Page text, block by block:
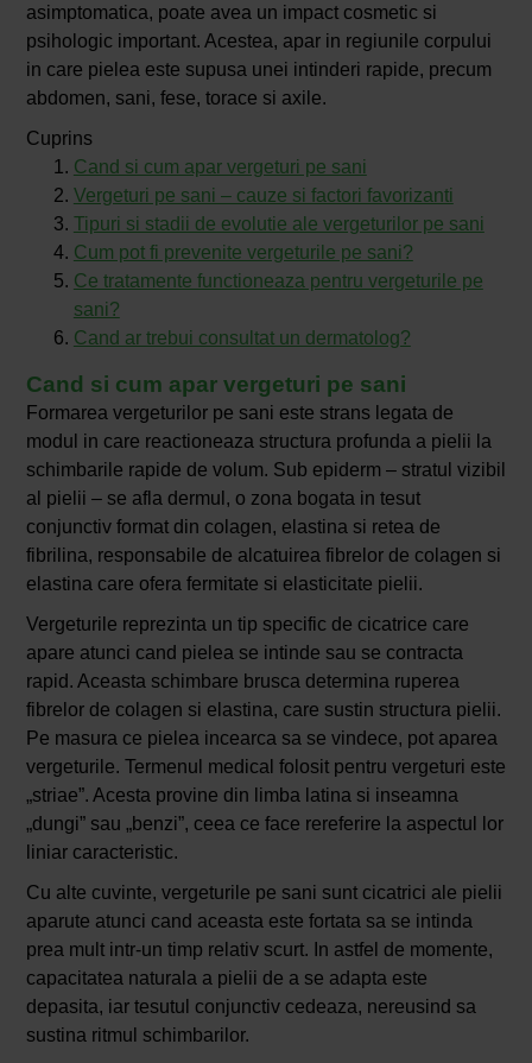
asimptomatica, poate avea un impact cosmetic si
psihologic important. Acestea, apar in regiunile corpului
in care pielea este supusa unei intinderi rapide, precum
abdomen, sani, fese, torace si axile.
Cuprins
Cand si cum apar vergeturi pe sani
Vergeturi pe sani – cauze si factori favorizanti
Tipuri si stadii de evolutie ale vergeturilor pe sani
Cum pot fi prevenite vergeturile pe sani?
Ce tratamente functioneaza pentru vergeturile pe
sani?
Cand ar trebui consultat un dermatolog?
Cand si cum apar vergeturi pe sani
Formarea vergeturilor pe sani este strans legata de
modul in care reactioneaza structura profunda a pielii la
schimbarile rapide de volum. Sub epiderm – stratul vizibil
al pielii – se afla dermul, o zona bogata in tesut
conjunctiv format din colagen, elastina si retea de
fibrilina, responsabile de alcatuirea fibrelor de colagen si
elastina care ofera fermitate si elasticitate pielii.
Vergeturile reprezinta un tip specific de cicatrice care
apare atunci cand pielea se intinde sau se contracta
rapid. Aceasta schimbare brusca determina ruperea
fibrelor de colagen si elastina, care sustin structura pielii.
Pe masura ce pielea incearca sa se vindece, pot aparea
vergeturile. Termenul medical folosit pentru vergeturi este
„striae”. Acesta provine din limba latina si inseamna
„dungi” sau „benzi”, ceea ce face rereferire la aspectul lor
liniar caracteristic.
Cu alte cuvinte, vergeturile pe sani sunt cicatrici ale pielii
aparute atunci cand aceasta este fortata sa se intinda
prea mult intr-un timp relativ scurt. In astfel de momente,
capacitatea naturala a pielii de a se adapta este
depasita, iar tesutul conjunctiv cedeaza, nereusind sa
sustina ritmul schimbarilor.